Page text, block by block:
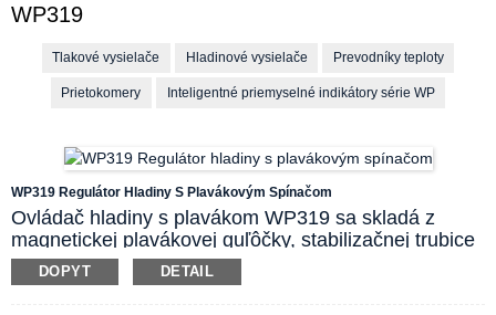
WP319
Tlakové vysielače Hladinové vysielače Prevodníky teploty
Prietokomery Inteligentné priemyselné indikátory série WP
WP319 Regulátor Hladiny S Plavákovým Spínačom
Ovládač hladiny s plavákom WP319 sa skladá z
magnetickej plavákovej guľôčky, stabilizačnej trubice
plaváka, jazýčkového spínača, nevýbušnej
pripojovacej skrinky a upevňovacích komponentov.
DOPYT DETAIL